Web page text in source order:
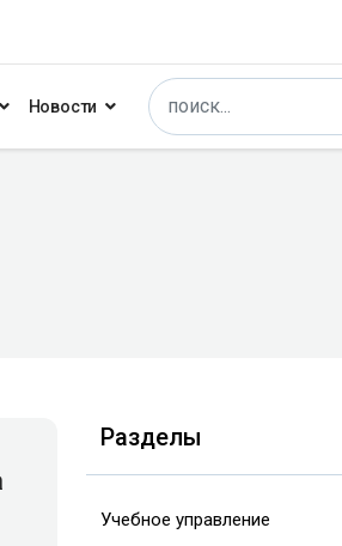
Новости
Поиск
Type 2 or more
Разделы
Учебное управление